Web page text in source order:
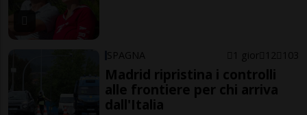
SPAGNA 1 gior 12 103
Madrid ripristina i controlli
alle frontiere per chi arriva
dall'Italia